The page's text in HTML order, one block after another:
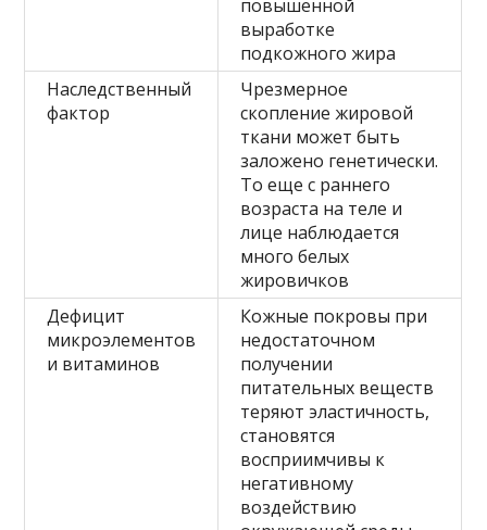
повышенной
выработке
подкожного жира
Наследственный
фактор
Чрезмерное
скопление жировой
ткани может быть
заложено генетически.
То еще с раннего
возраста на теле и
лице наблюдается
много белых
жировичков
Дефицит
микроэлементов
и витаминов
Кожные покровы при
недостаточном
получении
питательных веществ
теряют эластичность,
становятся
восприимчивы к
негативному
воздействию